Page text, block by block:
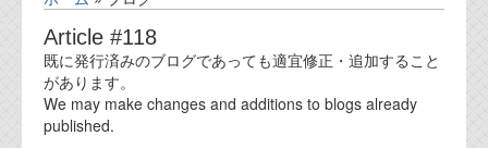
ニュース
業務内容
Article #118
既に発行済みのブログであっても適宜修正・追加すること
があります。
We may make changes and additions to blogs already
published.